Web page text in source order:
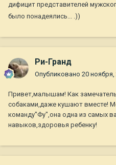
дифицит представителей
было понадеялись... .))
Ри-Гранд
Опубликовано 20 ноября,
Привет,малышам! Как
собаками,даже кушают вместе!
команду"Фу",она одна из самых
навыков,здоровья ребенку!